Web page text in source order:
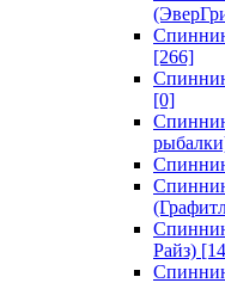
[266]
[0]
Райз)